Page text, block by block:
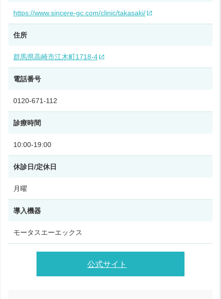
https://www.sincere-gc.com/clinic/takasaki/
住所
群馬県高崎市江木町1718-4
電話番号
0120-671-112
診療時間
10:00‑19:00
休診日/定休日
月曜
導入機器
モータスエーエックス
公式サイト